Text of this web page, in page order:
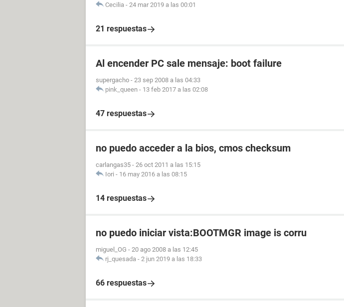
Cecilia - 24 mar 2019 a las 00:01
21 respuestas
Al encender PC sale mensaje: boot failure
supergacho - 23 sep 2008 a las 04:33
pink_queen - 13 feb 2017 a las 02:08
47 respuestas
no puedo acceder a la bios, cmos checksum
carlangas35 - 26 oct 2011 a las 15:15
Iori - 16 may 2016 a las 08:15
14 respuestas
no puedo iniciar vista:BOOTMGR image is corru
miguel_OG - 20 ago 2008 a las 12:45
rj_quesada - 2 jun 2019 a las 18:33
66 respuestas